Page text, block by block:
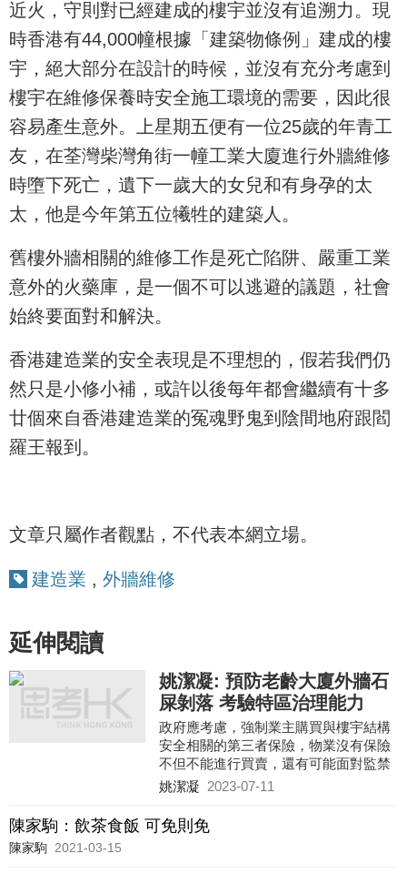
近火，守則對已經建成的樓宇並沒有追溯力。現
時香港有44,000幢根據「建築物條例」建成的樓
宇，絕大部分在設計的時候，並沒有充分考慮到
樓宇在維修保養時安全施工環境的需要，因此很
容易產生意外。上星期五便有一位25歲的年青工
友，在荃灣柴灣角街一幢工業大廈進行外牆維修
時墮下死亡，遺下一歲大的女兒和有身孕的太
太，他是今年第五位犧牲的建築人。
舊樓外牆相關的維修工作是死亡陷阱、嚴重工業
意外的火藥庫，是一個不可以逃避的議題，社會
始終要面對和解決。
香港建造業的安全表現是不理想的，假若我們仍
然只是小修小補，或許以後每年都會繼續有十多
廿個來自香港建造業的冤魂野鬼到陰間地府跟閻
羅王報到。
文章只屬作者觀點，不代表本網立場。
建造業 , 外牆維修
延伸閱讀
姚潔凝: 預防老齡大廈外牆石
屎剝落 考驗特區治理能力
政府應考慮，強制業主購買與樓宇結構
安全相關的第三者保險，物業沒有保險
不但不能進行買賣，還有可能面對監禁
等具阻嚇性的罰則，銀行亦不可就有修
迫令業主在追求物業資產增值短視利益
的同時，亦要投放資源在長遠的公共安
姚潔凝 2023-07-11
陳家駒：飲茶食飯 可免則免
陳家駒 2021-03-15